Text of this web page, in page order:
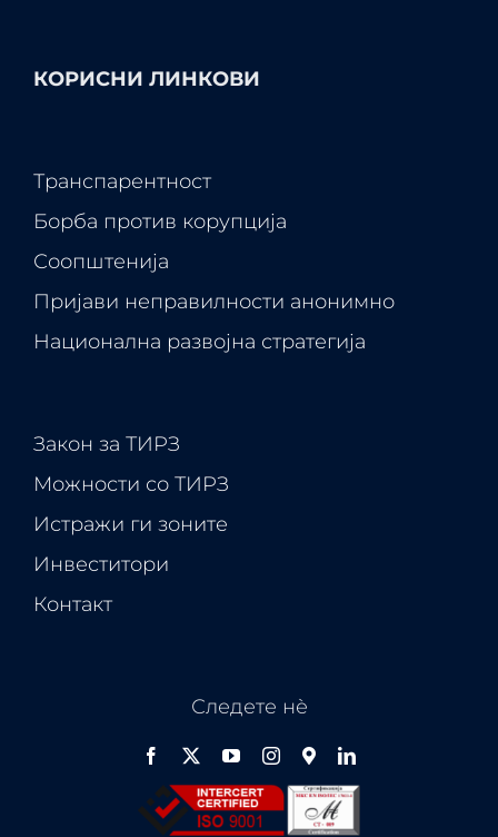
КОРИСНИ ЛИНКОВИ
Транспарентност
Борба против корупција
Соопштенија
Пријави неправилности анонимно
Национална развојна стратегија
Закон за ТИРЗ
Можности со ТИРЗ
Истражи ги зоните
Инвеститори
Контакт
Следете нѐ